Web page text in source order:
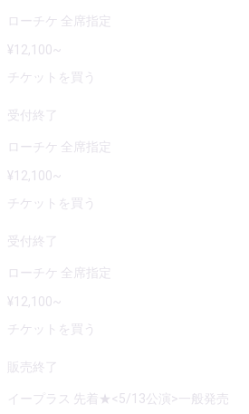
ローチケ 全席指定
¥12,100~
チケットを買う
受付終了
ローチケ 全席指定
¥12,100~
チケットを買う
受付終了
ローチケ 全席指定
¥12,100~
チケットを買う
販売終了
イープラス 先着★<5/13公演>一般発売